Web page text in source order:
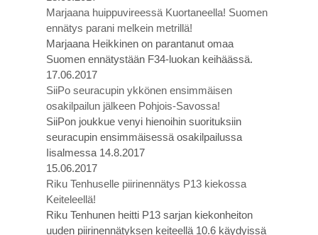
Marjaana huippuvireessä Kuortaneella! Suomen
ennätys parani melkein metrillä!
Marjaana Heikkinen on parantanut omaa
Suomen ennätystään F34-luokan keihäässä.
17.06.2017
SiiPo seuracupin ykkönen ensimmäisen
osakilpailun jälkeen Pohjois-Savossa!
SiiPon joukkue venyi hienoihin suorituksiin
seuracupin ensimmäisessä osakilpailussa
Iisalmessa 14.8.2017
15.06.2017
Riku Tenhuselle piirinennätys P13 kiekossa
Keiteleellä!
Riku Tenhunen heitti P13 sarjan kiekonheiton
uuden piirinennätyksen keiteellä 10.6 käydyissä